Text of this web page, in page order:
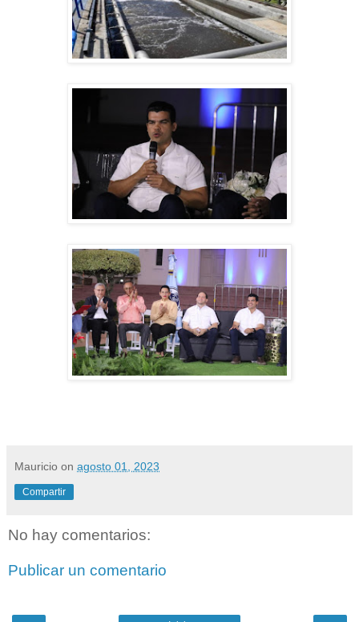
Mauricio on agosto 01, 2023
Compartir
No hay comentarios:
Publicar un comentario